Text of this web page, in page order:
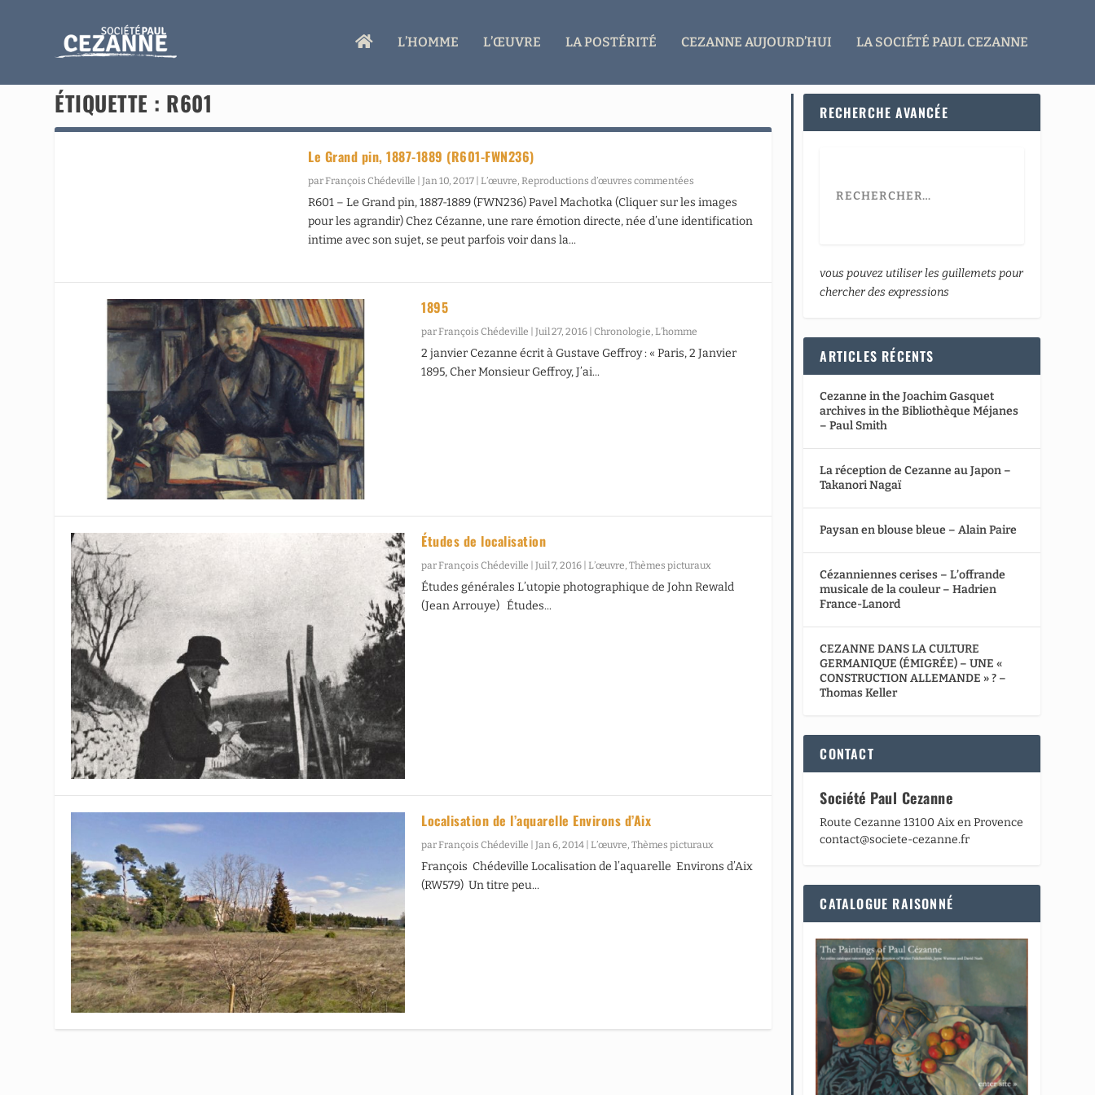
A
L’HOMME L’ŒUVRE LA POSTÉRITÉ CEZANNE AUJOURD’HUI LA SOCIÉTÉ PAUL CEZANNE
ÉTIQUETTE : R601
Le Grand pin, 1887-1889 (R601-FWN236)
parFrançois Chédeville |Jan 10, 2017 |L’œuvre,Reproductions d’œuvres commentées
R601 – Le Grand pin, 1887-1889 (FWN236) Pavel Machotka (Cliquer sur les images
pour les agrandir) Chez Cézanne, une rare émotion directe, née d’une identification
intime avec son sujet, se peut parfois voir dans la...
1895
parFrançois Chédeville |Juil 27, 2016 |Chronologie,L’homme
2 janvier Cezanne écrit à Gustave Geffroy : « Paris, 2 Janvier
1895, Cher Monsieur Geffroy, J’ai...
Études de localisation
parFrançois Chédeville |Juil 7, 2016 |L’œuvre,Thèmes picturaux
Études générales L’utopie photographique de John Rewald
(Jean Arrouye) Études...
Localisation de l’aquarelle Environs d’Aix
parFrançois Chédeville |Jan 6, 2014 |L’œuvre,Thèmes picturaux
François Chédeville Localisation de l’aquarelle Environs d’Aix
(RW579) Un titre peu...
RECHERCHE AVANCÉE
vous pouvez utiliser les guillemets pour
chercher des expressions
ARTICLES RÉCENTS
Cezanne in the Joachim Gasquet
archives in the Bibliothèque Méjanes
– Paul Smith
La réception de Cezanne au Japon –
Takanori Nagaï
Paysan en blouse bleue – Alain Paire
Cézanniennes cerises – L’offrande
musicale de la couleur – Hadrien
France-Lanord
CEZANNE DANS LA CULTURE
GERMANIQUE (ÉMIGRÉE) – UNE «
CONSTRUCTION ALLEMANDE » ? –
Thomas Keller
CONTACT
Société Paul Cezanne
Route Cezanne 13100 Aix en Provence
contact@societe-cezanne.fr
CATALOGUE RAISONNÉ